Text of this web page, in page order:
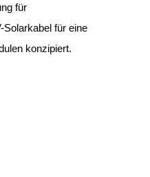
für
Solarkabel für eine
konzipiert.